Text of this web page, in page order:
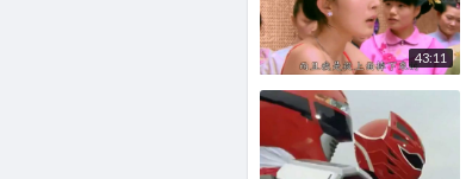
43:11